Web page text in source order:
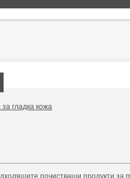
гладка кожа
почистващи продукти за